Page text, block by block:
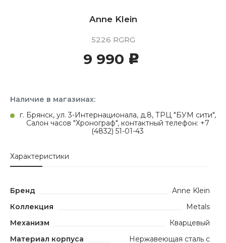
Anne Klein
5226 RGRG
9 990 c
Наличие в магазинах:
г. Брянск, ул. 3-Интернационала, д.8, ТРЦ "БУМ сити",
Салон часов "Хронограф", контактный телефон: +7
(4832) 51-01-43
Характеристики
Бренд
Anne Klein
Коллекция
Metals
Механизм
Кварцевый
Материал корпуса
Нержавеющая сталь с